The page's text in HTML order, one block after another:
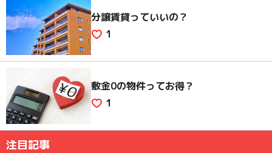
分譲賃貸っていいの？
1
敷金0の物件ってお得？
1
注目記事